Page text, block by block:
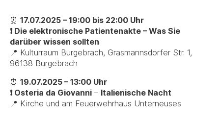
⏰ 17.07.2025 – 19:00 bis 22:00 Uhr
❗ Die elektronische Patientenakte – Was Sie
darüber wissen sollten
📍 Kulturraum Burgebrach, Grasmannsdorfer Str. 1,
96138 Burgebrach
⏰ 19.07.2025 – 13:00 Uhr
❗ Osteria da Giovanni – Italienische Nacht
📍 Kirche und am Feuerwehrhaus Unterneuses